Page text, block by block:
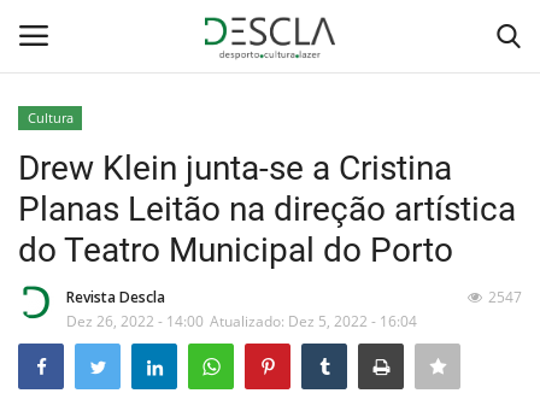
Home
Desporto
Cultura
Drew Klein junta-se a Cristina
Planas Leitão na direção artística
do Teatro Municipal do Porto
Revista Descla
Dez 26, 2022 - 14:00 Atualizado: Dez 5, 2022 - 16:04
2547